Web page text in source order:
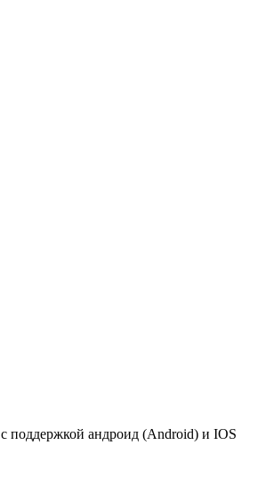
с поддержкой андроид (Android) и IOS